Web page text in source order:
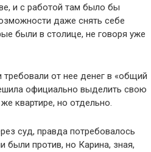
и с работой там было бы
даже снять себе
были в столице, не говоря уже
от нее денег в «общий
официально выделить свою
квартире, но отдельно.
суд, правда потребовалось
были против, но Карина, зная,